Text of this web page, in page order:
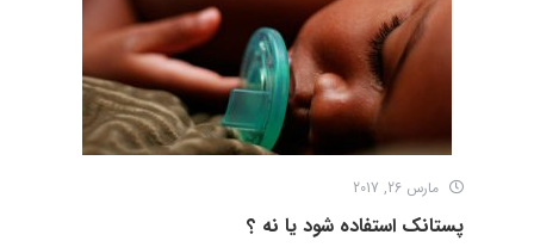
مارس 26, 2017
پستانک استفاده شود یا نه ؟